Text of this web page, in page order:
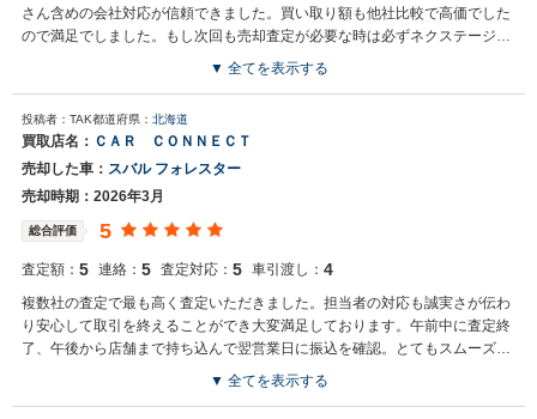
さん含めの会社対応が信頼できました。買い取り額も他社比較で高価でした
ので満足でしました。もし次回も売却査定が必要な時は必ずネクステージさ
買取店からの返信
お世話になっております。株式会社ネクステージでございます。この
度はネクステージをご利用いただきまして誠にありがとうございまし
た。弊社スタッフの接客をお褒め頂き光栄です。今後もご満足いただ
けるよう精進してまいります。スタッフ一同、またのご利用お待ちし
▼ 全てを表示する
投稿者：TAK都道府県： 北海道
買取店名： ＣＡＲ ＣＯＮＮＥＣＴ
売却した車： スバル フォレスター
売却時期：2026年3月
総合評価 5
査定額： 5 連絡： 5 査定対応： 5 車引渡し： 4
複数社の査定で最も高く査定いただきました。担当者の対応も誠実さが伝わ
り安心して取引を終えることができ大変満足しております。午前中に査定終
了、午後から店舗まで持ち込んで翌営業日に振込を確認。とてもスムーズな
対応に感謝致します。またの機会がありましたら宜しくお願い申し上げま
買取店からの返信
▼ 全てを表示する